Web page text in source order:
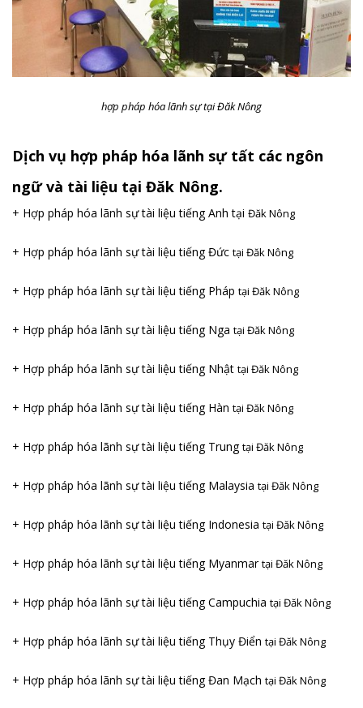
hợp pháp hóa lãnh sự tại Đăk Nông
Dịch vụ hợp pháp hóa lãnh sự tất các ngôn
ngữ và tài liệu tại Đăk Nông.
+ Hợp pháp hóa lãnh sự tài liệu tiếng Anh tại Đăk Nông
+ Hợp pháp hóa lãnh sự tài liệu tiếng Đức tại Đăk Nông
+ Hợp pháp hóa lãnh sự tài liệu tiếng Pháp tại Đăk Nông
+ Hợp pháp hóa lãnh sự tài liệu tiếng Nga tại Đăk Nông
+ Hợp pháp hóa lãnh sự tài liệu tiếng Nhật tại Đăk Nông
+ Hợp pháp hóa lãnh sự tài liệu tiếng Hàn tại Đăk Nông
+ Hợp pháp hóa lãnh sự tài liệu tiếng Trungtại Đăk Nông
+ Hợp pháp hóa lãnh sự tài liệu tiếng Malaysia tại Đăk Nông
+ Hợp pháp hóa lãnh sự tài liệu tiếng Indonesia tại Đăk Nông
+ Hợp pháp hóa lãnh sự tài liệu tiếng Myanmartại Đăk Nông
+ Hợp pháp hóa lãnh sự tài liệu tiếng Campuchia tại Đăk Nông
+ Hợp pháp hóa lãnh sự tài liệu tiếng Thụy Điển tại Đăk Nông
+ Hợp pháp hóa lãnh sự tài liệu tiếng Đan Mạch tại Đăk Nông